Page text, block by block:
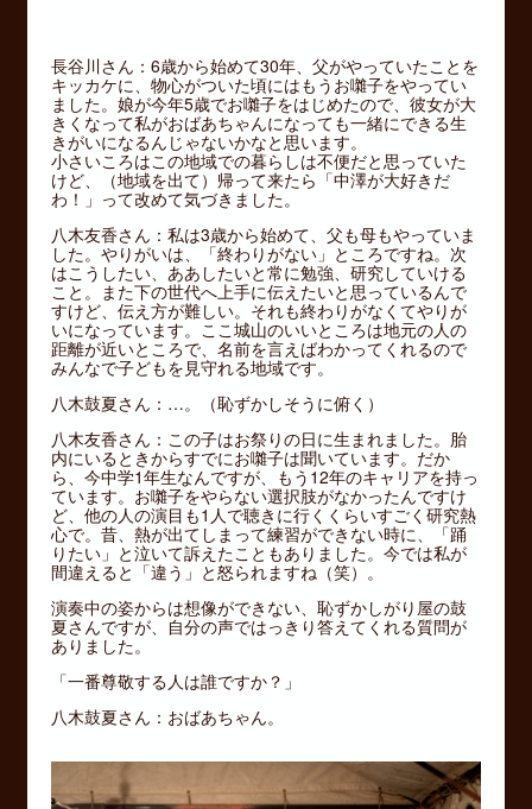
長谷川さん：6歳から始めて30年、父がやっていたことを
キッカケに、物心がついた頃にはもうお囃子をやってい
ました。娘が今年5歳でお囃子をはじめたので、彼女が大
きくなって私がおばあちゃんになっても一緒にできる生
きがいになるんじゃないかなと思います。
小さいころはこの地域での暮らしは不便だと思っていた
けど、（地域を出て）帰って来たら「中澤が大好きだ
わ！」って改めて気づきました。
八木友香さん：私は3歳から始めて、父も母もやっていま
した。やりがいは、「終わりがない」ところですね。次
はこうしたい、ああしたいと常に勉強、研究していける
こと。また下の世代へ上手に伝えたいと思っているんで
すけど、伝え方が難しい。それも終わりがなくてやりが
いになっています。ここ城山のいいところは地元の人の
距離が近いところで、名前を言えばわかってくれるので
みんなで子どもを見守れる地域です。
八木鼓夏さん：…。（恥ずかしそうに俯く）
八木友香さん：この子はお祭りの日に生まれました。胎
内にいるときからすでにお囃子は聞いています。だか
ら、今中学1年生なんですが、もう12年のキャリアを持っ
ています。お囃子をやらない選択肢がなかったんですけ
ど、他の人の演目も1人で聴きに行くくらいすごく研究熱
心で。昔、熱が出てしまって練習ができない時に、「踊
りたい」と泣いて訴えたこともありました。今では私が
間違えると「違う」と怒られますね（笑）。
演奏中の姿からは想像ができない、恥ずかしがり屋の鼓
夏さんですが、自分の声ではっきり答えてくれる質問が
ありました。
「一番尊敬する人は誰ですか？」
八木鼓夏さん：おばあちゃん。